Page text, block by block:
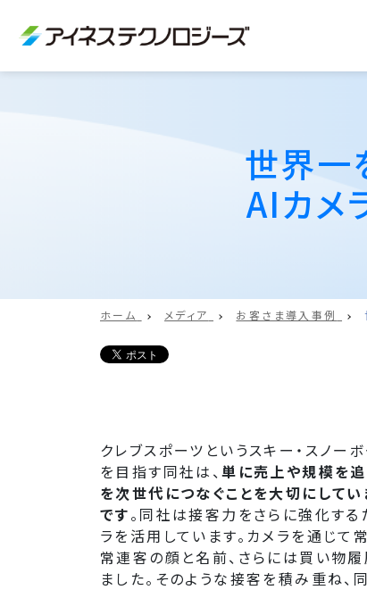
世界一
AIカメ
ホーム メディア お客さま導入事例
クレブスポーツというスキー・スノー
を目指す同社は、単に売上や規模を追
を次世代につなぐことを大切にして
です。同社は接客力をさらに強化す
ラを活用しています。カメラを通じて
常連客の顔と名前、さらには買い物
ました。そのような接客を積み重ね